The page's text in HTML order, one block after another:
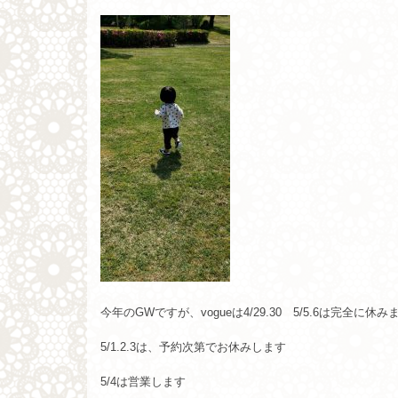
今年のGWですが、vogueは4/29.30 5/5.6は完全に休み
5/1.2.3は、予約次第でお休みします
5/4は営業します